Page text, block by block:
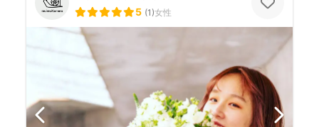
5 (1)女性